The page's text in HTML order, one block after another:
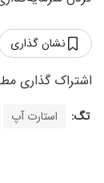
نشان گذاری
تگ: استارت آپ